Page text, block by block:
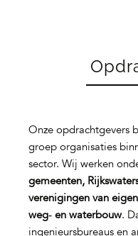
Onze opdrachtgevers
groep organisaties
sector. Wij werken
gemeenten,
verenigingen van
weg‑ en waterbouw.
ingenieursbureaus en